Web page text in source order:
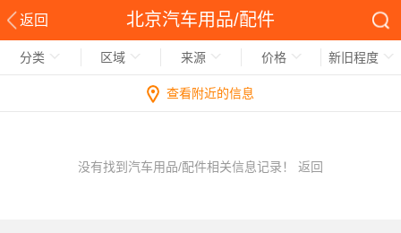
返回 北京汽车用品/配件
分类 区域 来源 价格 新旧程度
查看附近的信息
没有找到汽车用品/配件相关信息记录！ 返回